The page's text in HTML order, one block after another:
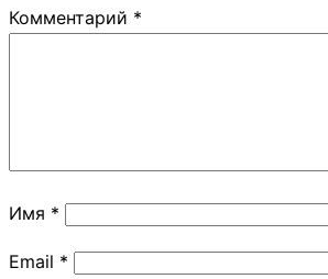
Комментарий *
Имя *
Email *